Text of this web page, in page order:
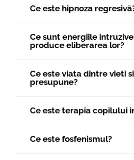
Ce este hipnoza
Ce sunt energiile
produce eliberarea lor?
Ce este viata dintre vieti
presupune?
Ce este terapia copilului
Ce este fosfenismul?